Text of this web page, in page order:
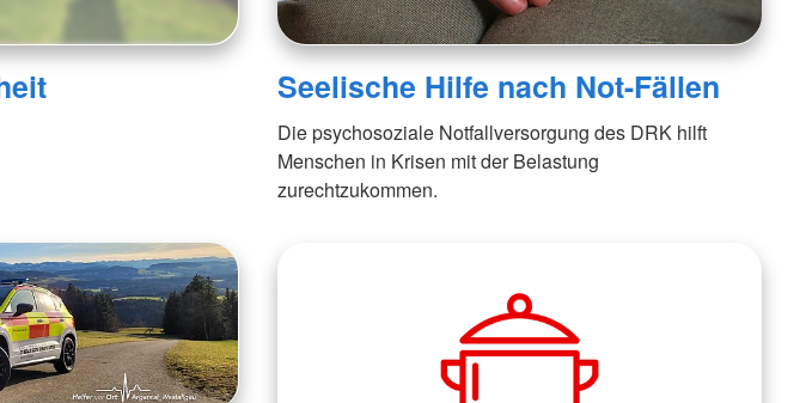
Seelische Hilfe nach Not-Fällen
Die psychosoziale Notfallversorgung des DRK hilft
Menschen in Krisen mit der Belastung
zurechtzukommen.